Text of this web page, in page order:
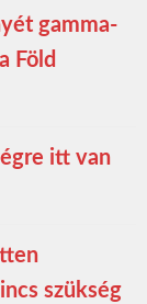
gamma-
Föld
itt van
szükség